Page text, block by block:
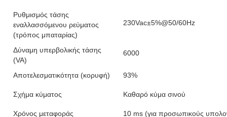
Ρυθμισμός τάσης
εναλλασσόμενου ρεύματος
(τρόπος μπαταρίας)
230Vac±5%@50/60Hz
Δύναμη υπερβολικής τάσης
(VA)
6000
Αποτελεσματικότητα (κορυφή) 93%
Σχήμα κύματος Καθαρό κύμα σινού
Χρόνος μεταφοράς 10 ms (για προσωπικούς